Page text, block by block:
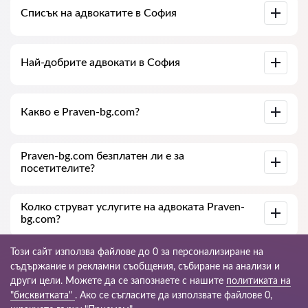
на документите по делото. Списък на колегията на
Списък на адвокатите в София
специално за вас. Пълна биография на адвокатите с
Най-добрите адвокати в София
пълна информация. Цени, отзиви, телефонен номер и
Какво е Praven-bg.com?
помагаме на физически и юридически лица, както и на
чуждестранни компании.
Praven-bg.com безплатен ли е за
посетителите?
посетителите в София, но услугите и консултациите,
предоставяни от юристи и адвокати, са платни.
Колко струват услугите на адвоката Praven-
bg.com?
Цената на консултацията и услугите на нашите
специалисти зависи от сложността на въпроса и обема
работа; обикновено консултацията по телефона (онлайн)
е от 35 до 45 €. Цената на договора се обсъжда
индивидуално.
© 2026 Praven-bg.com
Този сайт използва файлове до 0 за персонализиране на
съдържание и рекламни съобщения, събиране на анализи и
други цели. Можете да се запознаете с нашите политиката на
"бисквитката" . Ако се съгласите да използвате файлове 0,